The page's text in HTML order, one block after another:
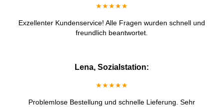
★★★★★
Exzellenter Kundenservice! Alle Fragen wurden schnell und
freundlich beantwortet.
Lena, Sozialstation:
★★★★★
Problemlose Bestellung und schnelle Lieferung. Sehr